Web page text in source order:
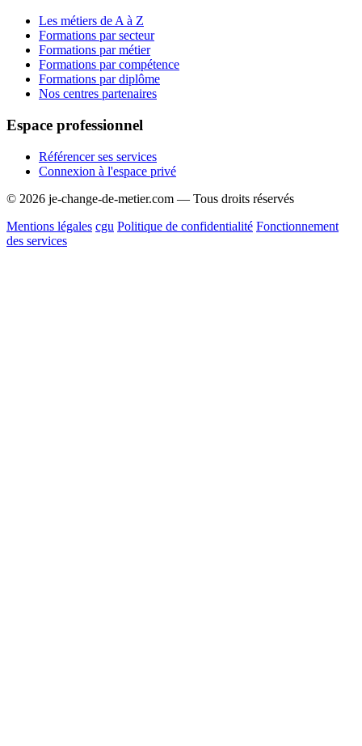
Les métiers de A à Z
Formations par secteur
Formations par métier
Formations par compétence
Formations par diplôme
Nos centres partenaires
Espace professionnel
Référencer ses services
Connexion à l'espace privé
© 2026 je-change-de-metier.com — Tous droits réservés
Mentions légales cgu Politique de confidentialité Fonctionnement
des services